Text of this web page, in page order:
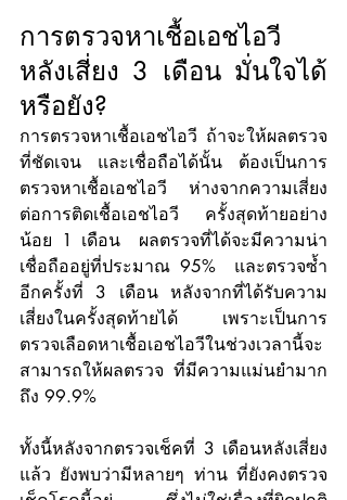
การตรวจหาเชื้อเอชไอวี
หลังเสี่ยง 3 เดือน มั่นใจได้
หรือยัง?
การตรวจหาเชื้อเอชไอวี ถ้าจะให้ผลตรวจ
ที่ชัดเจน และเชื่อถือได้นั้น ต้องเป็นการ
ตรวจหาเชื้อเอชไอวี ห่างจากความเสี่ยง
ต่อการติดเชื้อเอชไอวี ครั้งสุดท้ายอย่าง
น้อย 1 เดือน  ผลตรวจที่ได้จะมีความน่า
เชื่อถืออยู่ที่ประมาณ 95%  และตรวจซ้ำ
อีกครั้งที่ 3 เดือน หลังจากที่ได้รับความ
เสี่ยงในครั้งสุดท้ายได้  เพราะเป็นการ
ตรวจเลือดหาเชื้อเอชไอวีในช่วงเวลานี้จะ
สามารถให้ผลตรวจ ที่มีความแม่นยำมาก
ถึง 99.9%
ทั้งนี้หลังจากตรวจเช็คที่ 3 เดือนหลังเสี่ยง
แล้ว ยังพบว่ามีหลายๆ ท่าน ที่ยังคงตรวจ